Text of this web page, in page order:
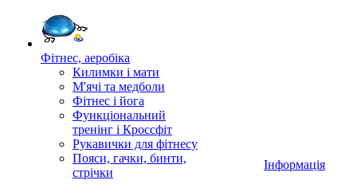
Фітнес, аеробіка
Килимки і мати
М'ячі та медболи
Фітнес і йога
Функціональний
тренінг і Кроссфіт
Рукавички для фітнесу
Пояси, гачки, бинти,
стрічки
Інформація